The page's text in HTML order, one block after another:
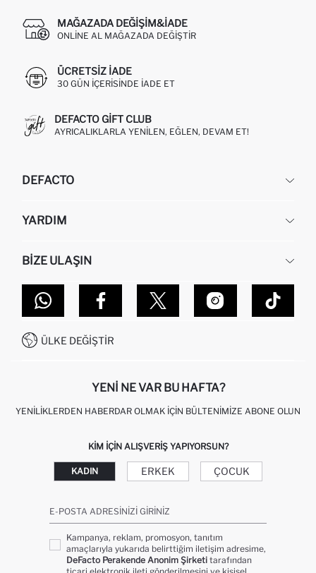
MAĞAZADA DEĞIŞIM&İADE
ONLINE AL MAĞAZADA DEĞIŞTIR
ÜCRETSIZ IADE
30 GÜN IÇERISINDE IADE ET
DEFACTO GIFT CLUB
AYRICALIKLARLA YENILEN, EĞLEN, DEVAM ET!
DEFACTO
HAKKIMIZDA
KURUMSAL SATIŞ
DEFACTO TEKNOLOJI
SITEMAP
YARDIM
SIPARIŞIMI NASIL TAKIP EDERIM?
NASIL İADE EDERIM?
GIFT CLUB SIKÇA SORULAN SORULAR
İŞLEM REHBERI
KAMPANYALAR
BIZE ULAŞIN
MAĞAZALARIMIZ
İLETIŞIM FORMU
0850 333 22 86
ÜLKE DEĞIŞTIR
YENI NE VAR BU HAFTA?
YENILIKLERDEN HABERDAR OLMAK İÇIN BÜLTENIMIZE ABONE OLUN
KIM IÇIN ALIŞVERIŞ YAPIYORSUN?
KADIN ERKEK ÇOCUK
E-POSTA ADRESINIZI GIRINIZ
Kampanya, reklam, promosyon, tanıtım
amaçlarıyla yukarıda belirttiğim iletişim adresime,
DeFacto Perakende Anonim Şirketi tarafından